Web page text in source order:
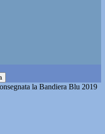
la Bandiera Blu 2019